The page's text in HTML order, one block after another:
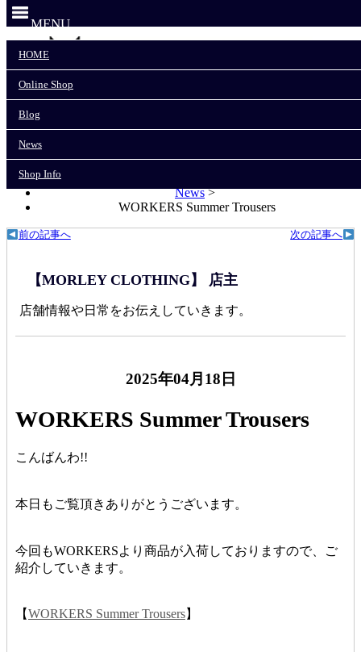
Online Shop
News
MENU
HOME
Online Shop
Blog
News
Shop Info
News>
WORKERS Summer Trousers
次の記事へ
前の記事へ
【MORLEY CLOTHING】 店主
店舗情報や日常をお伝えしていきます。
2025年04月18日
WORKERS Summer Trousers
こんばんわ!!
本日もご覧頂きありがとうございます。
今回もWORKERSより商品が入荷しておりますので、ご
紹介していきます。
【WORKERS Summer Trousers】